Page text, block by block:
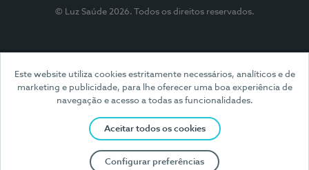
Este website utiliza cookies estritamente necessários, analíticos e de
marketing e publicidade, para lhe oferecer uma boa experiência de
navegação e acesso a todas as funcionalidades.
Aceitar todos os cookies
Configurar preferências
© Luz Saúde 2026. Todos os direitos reservados.